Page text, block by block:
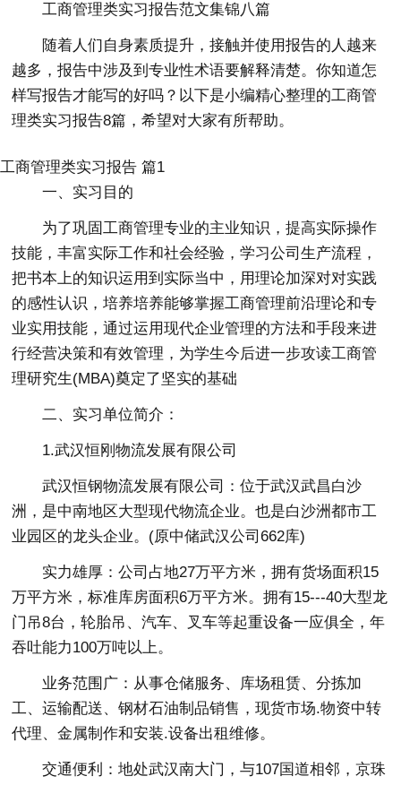
工商管理类实习报告范文集锦八篇
随着人们自身素质提升，接触并使用报告的人越来
越多，报告中涉及到专业性术语要解释清楚。你知道怎
样写报告才能写的好吗？以下是小编精心整理的工商管
理类实习报告8篇，希望对大家有所帮助。
工商管理类实习报告 篇1
一、实习目的
为了巩固工商管理专业的主业知识，提高实际操作
技能，丰富实际工作和社会经验，学习公司生产流程，
把书本上的知识运用到实际当中，用理论加深对对实践
的感性认识，培养培养能够掌握工商管理前沿理论和专
业实用技能，通过运用现代企业管理的方法和手段来进
行经营决策和有效管理，为学生今后进一步攻读工商管
理研究生(MBA)奠定了坚实的基础
二、实习单位简介：
1.武汉恒刚物流发展有限公司
武汉恒钢物流发展有限公司：位于武汉武昌白沙
洲，是中南地区大型现代物流企业。也是白沙洲都市工
业园区的龙头企业。(原中储武汉公司662库)
实力雄厚：公司占地27万平方米，拥有货场面积15
万平方米，标准库房面积6万平方米。拥有15---40大型龙
门吊8台，轮胎吊、汽车、叉车等起重设备一应俱全，年
吞吐能力100万吨以上。
业务范围广：从事仓储服务、库场租赁、分拣加
工、运输配送、钢材石油制品销售，现货市场.物资中转
代理、金属制作和安装.设备出租维修。
交通便利：地处武汉南大门，与107国道相邻，京珠